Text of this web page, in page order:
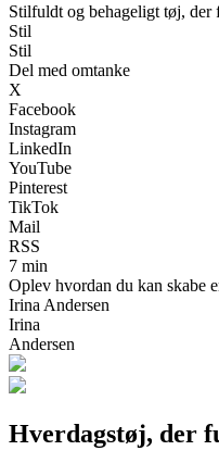
Stilfuldt og behageligt tøj, der
Stil
Stil
Del med omtanke
X
Facebook
Instagram
LinkedIn
YouTube
Pinterest
TikTok
Mail
RSS
7 min
Oplev hvordan du kan skabe
Irina Andersen
Irina
Andersen
Hverdagstøj, der